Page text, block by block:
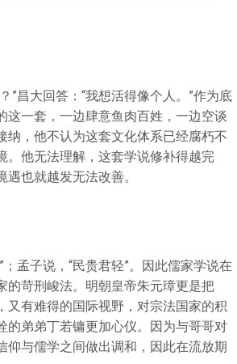
”昌大回答：“我想活得像个人。”作为底
这一套，一边肆意鱼肉百姓，一边空谈
，他不认为这套文化体系已经腐朽不
。他无法理解，这套学说修补得越完
也就越发无法改善。
孟子说，“民贵君轻”。因此儒家学说在
的苛刑峻法。明朝皇帝朱元璋更是把
又有难得的国际视野，对宗法国家的积
的弟弟丁若镛更加心仪。因为与哥哥对
与儒学之间做出调和，因此在流放期